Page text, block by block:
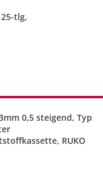
tlg,
0,5 steigend, Typ
RUKO